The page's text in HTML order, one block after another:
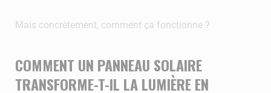
Mais concrètement, comment ça fonctionne ?
COMMENT UN PANNEAU SOLAIRE
TRANSFORME-T-IL LA LUMIÈRE EN